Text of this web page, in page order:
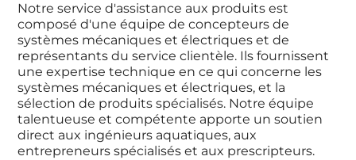
Notre service d'assistance aux produits est
composé d'une équipe de concepteurs de
systèmes mécaniques et électriques et de
représentants du service clientèle. Ils fournissent
une expertise technique en ce qui concerne les
systèmes mécaniques et électriques, et la
sélection de produits spécialisés. Notre équipe
talentueuse et compétente apporte un soutien
direct aux ingénieurs aquatiques, aux
entrepreneurs spécialisés et aux prescripteurs.